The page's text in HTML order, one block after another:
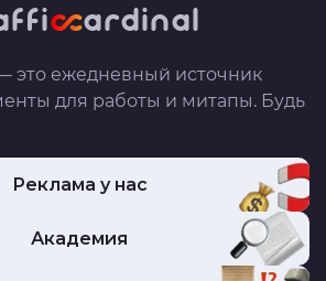
это ежедневный источник
для работы и митапы. Будь
Реклама у нас
Академия